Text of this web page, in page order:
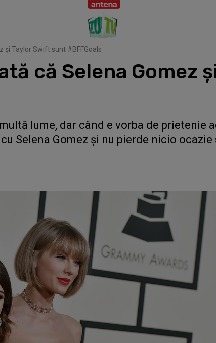
și Taylor Swift sunt #BFFGoals
că Selena Gomez
lume, dar când e vorba de prietenie
Selena Gomez și nu pierde nicio